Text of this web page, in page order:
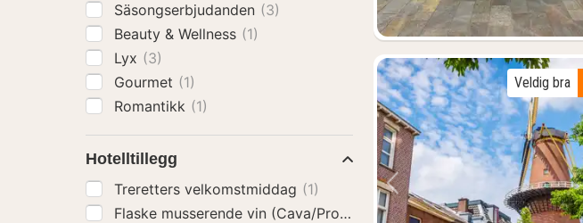
Forrige bilde
Veldig bra
Säsongserbjudanden (3)
Beauty & Wellness (1)
Lyx (3)
Gourmet (1)
Romantikk (1)
Hotelltillegg
Treretters velkomstmiddag (1)
Flaske musserende vin (Cava/Prosecco)(1)